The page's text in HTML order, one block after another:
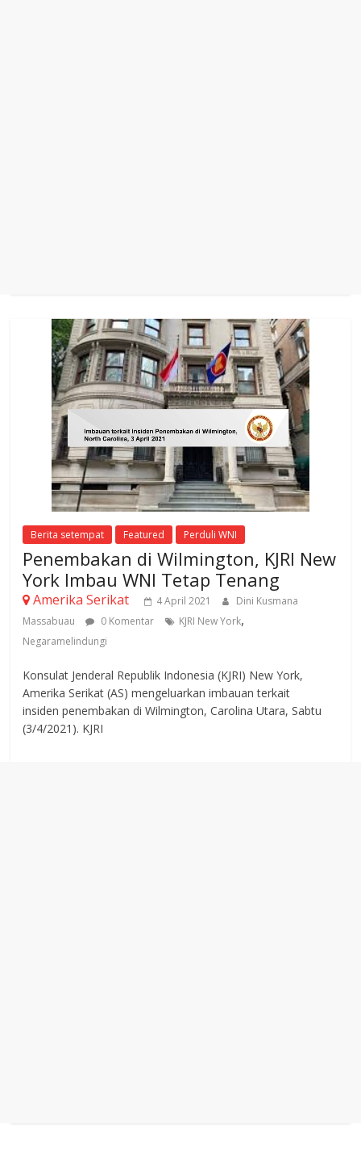
Berita setempat Featured Perduli WNI
Penembakan di Wilmington, KJRI New
York Imbau WNI Tetap Tenang
Amerika Serikat 4 April 2021
Dini Kusmana
Massabuau
0 Komentar KJRI New York,
Negaramelindungi
Konsulat Jenderal Republik Indonesia (KJRI) New York,
Amerika Serikat (AS) mengeluarkan imbauan terkait
insiden penembakan di Wilmington, Carolina Utara, Sabtu
(3/4/2021). KJRI